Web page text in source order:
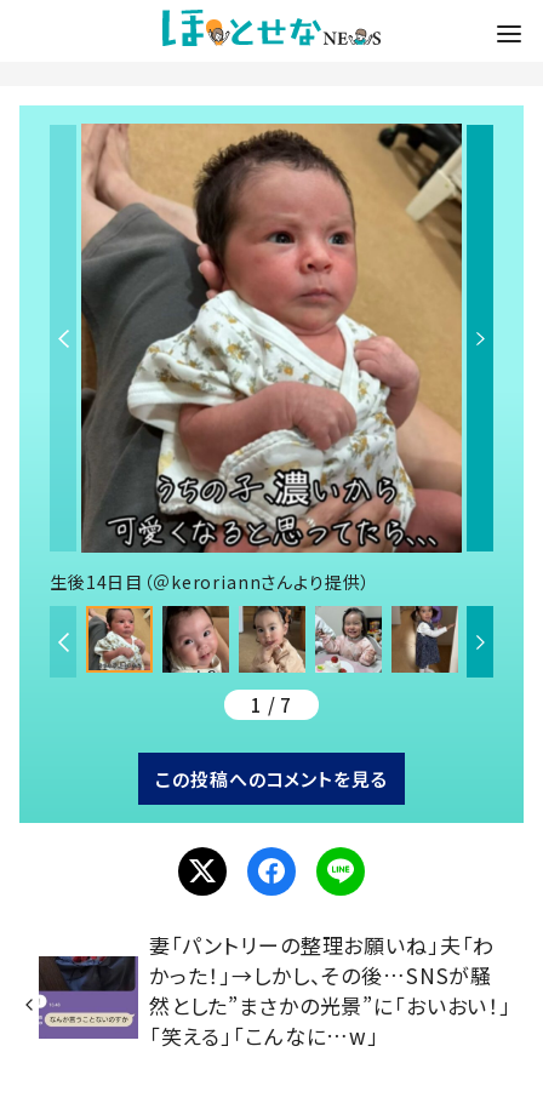
生後14日目（＠keroriannさんより提供）
1 / 7
この投稿へのコメントを見る
妻「パントリーの整理お願いね」夫「わ
かった！」→しかし、その後…SNSが騒
然とした”まさかの光景”に「おいおい！」
「笑える」「こんなに…w」